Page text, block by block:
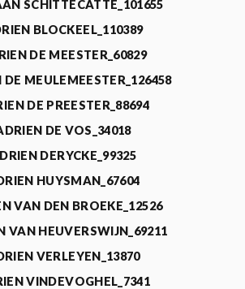
SCHITTECATTE_101655
BLOCKEEL_110389
DE MEESTER_60829
DE MEULEMEESTER_126458
DE PREESTER_88694
DE VOS_34018
DERYCKE_99325
HUYSMAN_67604
VAN DEN BROEKE_12526
VAN HEUVERSWIJN_69211
VERLEYEN_13870
VINDEVOGHEL_7341